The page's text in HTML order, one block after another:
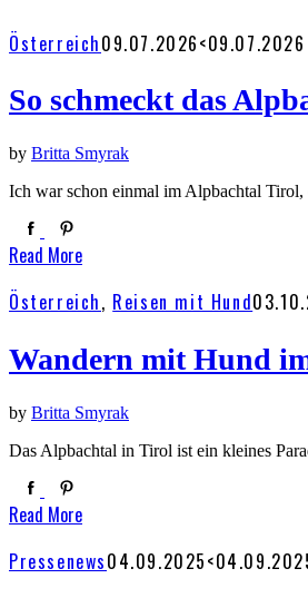
Österreich09.07.2026<09.07.2026
So schmeckt das
by Britta Smyrak
Ich war schon einmal im Alpbachtal Tirol,
Read More
Österreich, Reisen mit Hund
Wandern mit Hund
by Britta Smyrak
Das Alpbachtal in Tirol ist ein kleines
Read More
Pressenews04.09.2025